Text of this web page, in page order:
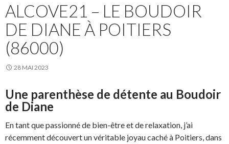
ALCOVE21 – LE BOUDOIR
DE DIANE À POITIERS
(86000)
28 MAI 2023
Une parenthèse de détente au Boudoir
de Diane
En tant que passionné de bien-être et de relaxation, j’ai
récemment découvert un véritable joyau caché à Poitiers, dans